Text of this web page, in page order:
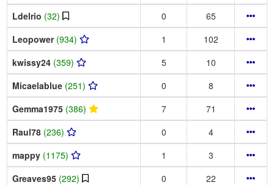
Ldelrio (32) 0
65
Leopower (934) 1
102
kwissy24 (359) 5
10
Micaelablue (251) 0
8
Gemma1975 (386) 7
71
Raul78 (236) 0
4
mappy (1175) 1
3
Greaves95 (292) 0
22